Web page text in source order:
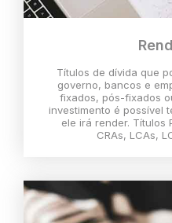
Títulos de dívida que
governo, bancos e
fixados, pós-fixados
investimento é possível
ele irá render. Títulos
CRAs, LCAs,